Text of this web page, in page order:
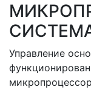
Управление